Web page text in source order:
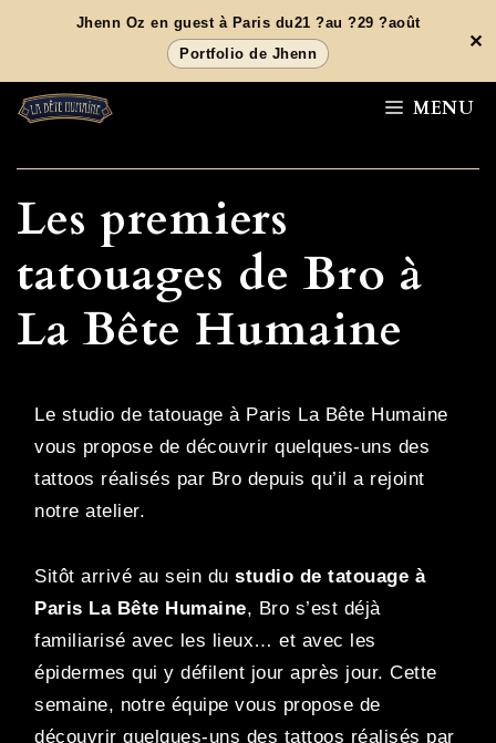
contenu
Jhenn Oz en guest à Paris du21 ?au ?29 ?août
Portfolio de Jhenn
✕
MENU
Les premiers
tatouages de Bro à
La Bête Humaine
Le studio de tatouage à Paris La Bête Humaine
vous propose de découvrir quelques-uns des
tattoos réalisés par Bro depuis qu’il a rejoint
notre atelier.
Sitôt arrivé au sein du studio de tatouage à
Paris La Bête Humaine, Bro s’est déjà
familiarisé avec les lieux… et avec les
épidermes qui y défilent jour après jour. Cette
semaine, notre équipe vous propose de
découvrir quelques-uns des tattoos réalisés par